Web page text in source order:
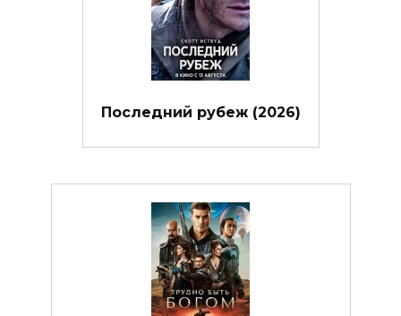
Последний рубеж (2026)